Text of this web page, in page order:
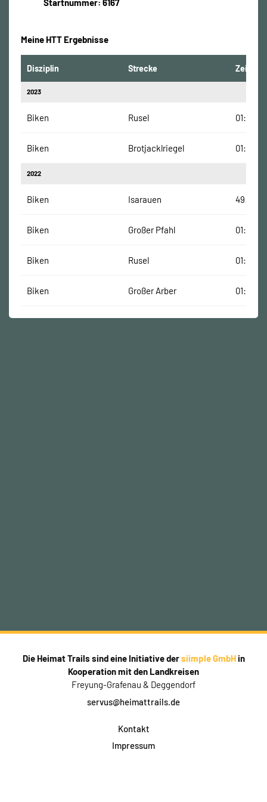
Startnummer: 6167
Meine HTT Ergebnisse
Disziplin Strecke Zeit
2023
Biken Rusel
Biken Brotjacklriegel
2022
Biken Isarauen 49:35
Biken Großer Pfahl
Biken Rusel
Biken Großer Arber
Die Heimat Trails sind eine Initiative dersiimple GmbHin
Kooperation mit den Landkreisen
Freyung-Grafenau & Deggendorf
servus@heimattrails.de
Kontakt
Impressum